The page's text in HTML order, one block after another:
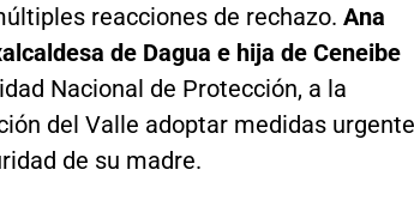
reacciones de rechazo. Ana
de Dagua e hija de Ceneibe
Nacional de Protección, a la
del Valle adoptar medidas
de su madre.